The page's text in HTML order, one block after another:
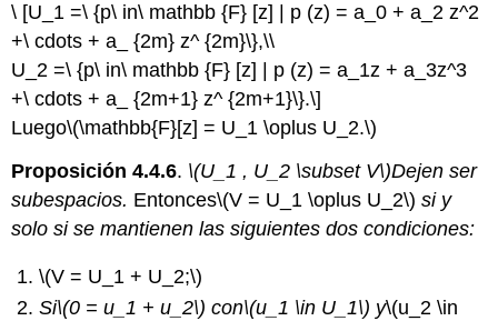
\ [U_1 =\ {p\ in\ mathbb {F} [z] | p (z) = a_0 + a_2 z^2
+\ cdots + a_ {2m} z^ {2m}\},\\
U_2 =\ {p\ in\ mathbb {F} [z] | p (z) = a_1z + a_3z^3
+\ cdots + a_ {2m+1} z^ {2m+1}\}.\]
Luego\(\mathbb{F}[z] = U_1 \oplus U_2.\)
Proposición 4.4.6. \(U_1 , U_2 \subset V\)Dejen ser
subespacios. Entonces\(V = U_1 \oplus U_2\) si y
solo si se mantienen las siguientes dos condiciones:
\(V = U_1 + U_2;\)
Si\(0 = u_1 + u_2\) con\(u_1 \in U_1\) y\(u_2 \in